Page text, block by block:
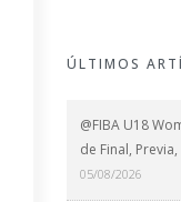
ÚLTIMOS
@FIBA U18
de Final, Previa,
05/08/2026